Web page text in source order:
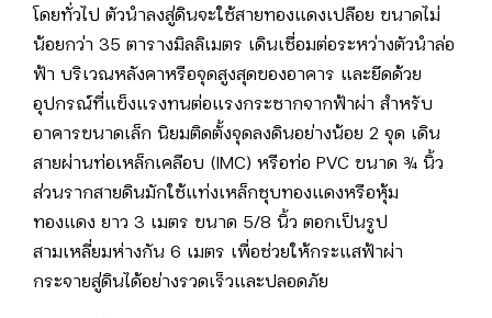
โดยทั่วไป ตัวนำลงสู่ดินจะใช้สายทองแดงเปลือย ขนาดไม่
น้อยกว่า 35 ตารางมิลลิเมตร เดินเชื่อมต่อระหว่างตัวนำล่อ
ฟ้า บริเวณหลังคาหรือจุดสูงสุดของอาคาร และยึดด้วย
อุปกรณ์ที่แข็งแรงทนต่อแรงกระชากจากฟ้าผ่า สำหรับ
อาคารขนาดเล็ก นิยมติดตั้งจุดลงดินอย่างน้อย 2 จุด เดิน
สายผ่านท่อเหล็กเคลือบ (IMC) หรือท่อ PVC ขนาด ¾ นิ้ว
ส่วนรากสายดินมักใช้แท่งเหล็กชุบทองแดงหรือหุ้ม
ทองแดง ยาว 3 เมตร ขนาด 5/8 นิ้ว ตอกเป็นรูป
สามเหลี่ยมห่างกัน 6 เมตร เพื่อช่วยให้กระแสฟ้าผ่า
กระจายสู่ดินได้อย่างรวดเร็วและปลอดภัย